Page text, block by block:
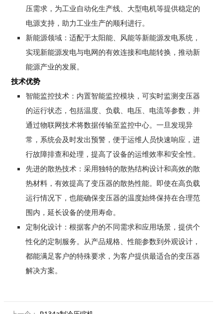
压需求，为工业自动化生产线、大型电机等提供稳定的
电源支持，助力工业生产的顺利进行。
新能源领域：适配于太阳能、风能等新能源发电系统，
实现新能源发电与电网的有效连接和电能转换，推动新
能源产业的发展。
技术优势
智能监控技术：内置智能监控模块，可实时监测变压器
的运行状态，包括温度、负载、电压、电流等参数，并
通过物联网技术将数据传输至监控中心。一旦发现异
常，系统会及时发出预警，便于运维人员快速响应，进
行故障排查和处理，提高了设备的运维效率和安全性。
先进的散热技术：采用独特的散热结构设计和高效的散
热材料，有效提高了变压器的散热性能。即使在高负载
运行情况下，也能确保变压器的温度始终保持在合理范
围内，延长设备的使用寿命。
定制化设计：根据客户的不同需求和应用场景，提供个
性化的定制服务。从产品规格、性能参数到外观设计，
都能满足客户的特殊要求，为客户提供最适合的变压器
解决方案。